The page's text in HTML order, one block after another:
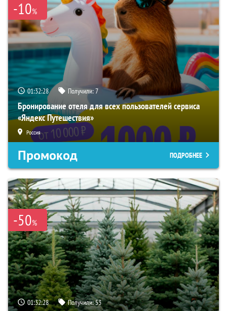
-10%
01:32:27 Получили:7
Бронирование отеля для всех пользователей сервиса
«Яндекс Путешествия»
Россия
Промокод ПОДРОБНЕЕ
-50%
01:32:27 Получили:53